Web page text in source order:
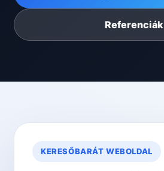
Referenciák
KERESŐBARÁT WEBOLDAL